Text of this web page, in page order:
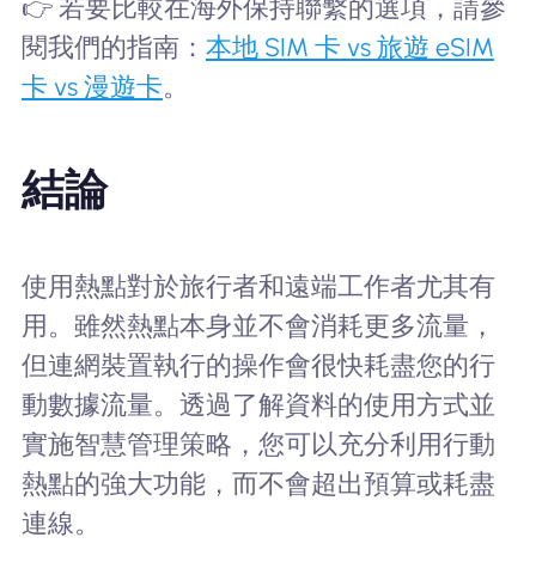
👉 若要比較在海外保持聯繫的選項，請參
閱我們的指南： 本地 SIM 卡 vs 旅遊 eSIM
卡 vs 漫遊卡。
結論
使用熱點對於旅行者和遠端工作者尤其有
用。雖然熱點本身並不會消耗更多流量，
但連網裝置執行的操作會很快耗盡您的行
動數據流量。透過了解資料的使用方式並
實施智慧管理策略，您可以充分利用行動
熱點的強大功能，而不會超出預算或耗盡
連線。